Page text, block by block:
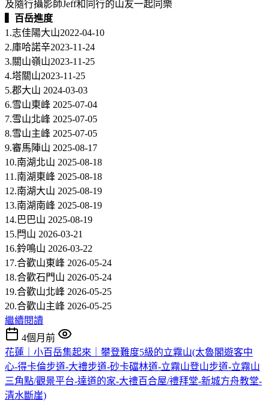
及隨行攝影師Jeff和同行的山友一起同樂
▍百岳進度
1.志佳陽大山2022-04-10
2.庫哈諾辛2023-11-24
3.關山嶺山2023-11-25
4.塔關山2023-11-25
5.郡大山 2024-03-03
6.雪山東峰 2025-07-04
7.雪山北峰 2025-07-05
8.雪山主峰 2025-07-05
9.審馬陣山 2025-08-17
10.南湖北山 2025-08-18
11.南湖東峰 2025-08-18
12.南湖大山 2025-08-19
13.南湖南峰 2025-08-19
14.巴巴山 2025-08-19
15.閂山 2026-03-21
16.鈴鳴山 2026-03-22
17.合歡山東峰 2026-05-24
18.合歡石門山 2026-05-24
19.合歡山北峰 2026-05-25
20.合歡山主峰 2026-05-25
繼續閱讀
4個月前
花蓮｜小百岳集起來｜攀登難度5級的立霧山(太魯閣遊客中
心-得卡倫步道-大禮步道-砂卡礑林道-立霧山登山步道-立霧山
三角點/觀景平台-達道的家-大禮百合屋/禮拜堂-新城方舟教堂-
清水斷崖)